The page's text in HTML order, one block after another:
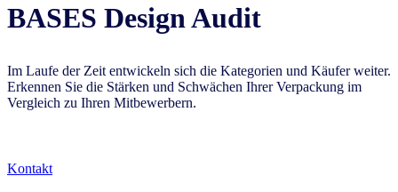
BASES Design Audit
Im Laufe der Zeit entwickeln sich die Kategorien und Käufer weiter.
Erkennen Sie die Stärken und Schwächen Ihrer Verpackung im
Vergleich zu Ihren Mitbewerbern.
Kontakt